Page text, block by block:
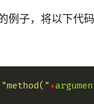
例子，将以下代
"method("+